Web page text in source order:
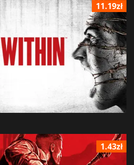
11.19zł
1.43zł